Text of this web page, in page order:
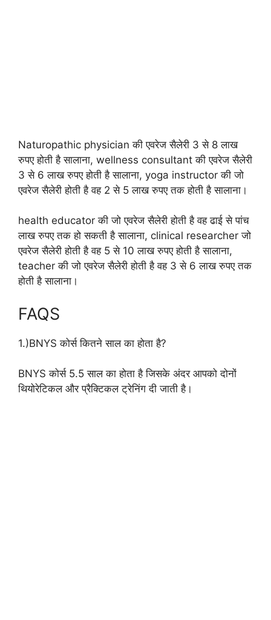
Naturopathic physician की एवरेज सैलेरी 3 से 8 लाख
रुपए होती है सालाना, wellness consultant की एवरेज सैलेरी
3 से 6 लाख रुपए होती है सालाना, yoga instructor की जो
एवरेज सैलेरी होती है वह 2 से 5 लाख रुपए तक होती है सालाना।
health educator की जो एवरेज सैलेरी होती है वह ढाई से पांच
लाख रुपए तक हो सकती है सालाना, clinical researcher जो
एवरेज सैलेरी होती है वह 5 से 10 लाख रुपए होती है सालाना,
teacher की जो एवरेज सैलेरी होती है वह 3 से 6 लाख रुपए तक
होती है सालाना।
FAQS
1.)BNYS कोर्स कितने साल का होता है?
BNYS कोर्स 5.5 साल का होता है जिसके अंदर आपको दोनों
थियोरेटिकल और प्रैक्टिकल ट्रेनिंग दी जाती है।